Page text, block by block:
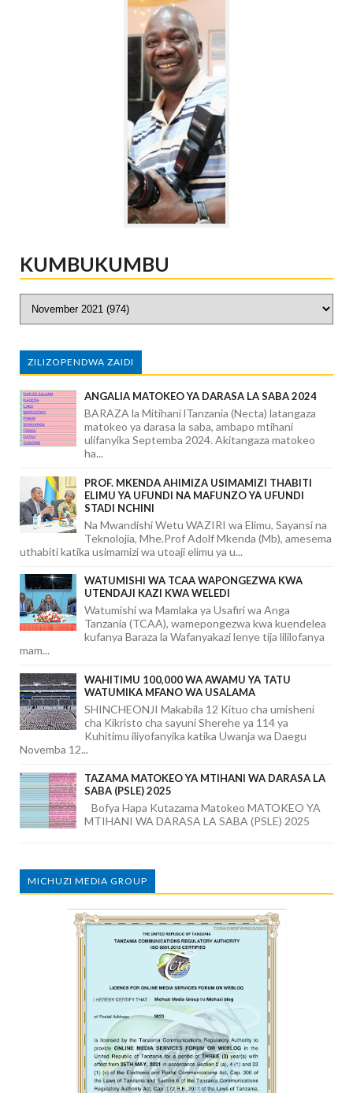
KUMBUKUMBU
ZILIZOPENDWA ZAIDI
ANGALIA MATOKEO YA DARASA LA SABA 2024
BARAZA la Mitihani lTanzania (Necta) latangaza
matokeo ya darasa la saba, ambapo mtihani
ulifanyika Septemba 2024. Akitangaza matokeo
ha...
PROF. MKENDA AHIMIZA USIMAMIZI THABITI
ELIMU YA UFUNDI NA MAFUNZO YA UFUNDI
STADI NCHINI
Na Mwandishi Wetu WAZIRI wa Elimu, Sayansi na
Teknolojia, Mhe.Prof Adolf Mkenda (Mb), amesema
uthabiti katika usimamizi wa utoaji elimu ya u...
WATUMISHI WA TCAA WAPONGEZWA KWA
UTENDAJI KAZI KWA WELEDI
Watumishi wa Mamlaka ya Usafiri wa Anga
Tanzania (TCAA), wamepongezwa kwa kuendelea
kufanya Baraza la Wafanyakazi lenye tija lililofanya
mam...
WAHITIMU 100,000 WA AWAMU YA TATU
WATUMIKA MFANO WA USALAMA
SHINCHEONJI Makabila 12 Kituo cha umisheni
cha Kikristo cha sayuni Sherehe ya 114 ya
Kuhitimu iliyofanyika katika Uwanja wa Daegu
Novemba 12...
TAZAMA MATOKEO YA MTIHANI WA DARASA LA
SABA (PSLE) 2025
Bofya Hapa Kutazama Matokeo MATOKEO YA
MTIHANI WA DARASA LA SABA (PSLE) 2025
MICHUZI MEDIA GROUP